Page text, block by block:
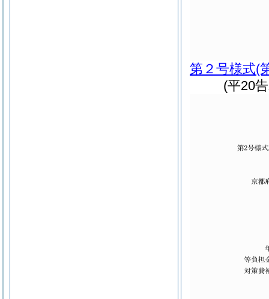
第２号様式(
(平20